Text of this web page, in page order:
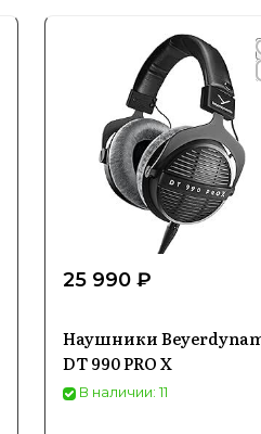
комплектующие и
акцент на инновациях
звука.
25 990 ₽
Наушники
DT 990 PRO X
В наличии: 11